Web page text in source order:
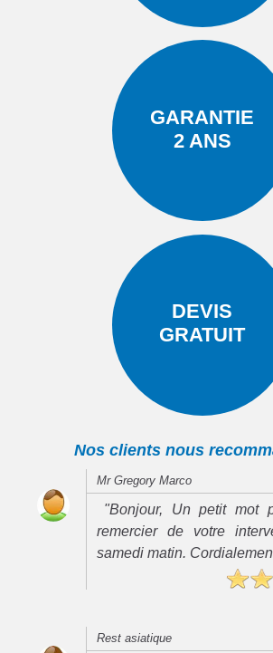
GARANTIE
2 ANS
DEVIS
GRATUIT
Nos clients nous
Mr Gregory Marco
"Bonjour, Un petit mot
remercier de votre
samedi matin.
Rest asiatique